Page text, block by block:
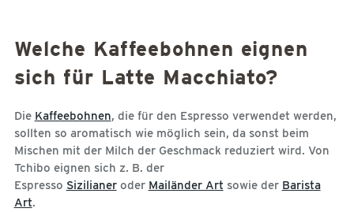
Welche Kaffeebohnen eignen
sich für Latte Macchiato?
Die Kaffeebohnen, die für den Espresso verwendet werden,
sollten so aromatisch wie möglich sein, da sonst beim
Mischen mit der Milch der Geschmack reduziert wird. Von
Tchibo eignen sich z. B. der
Espresso Sizilianeroder Mailänder Art sowie der Barista
Art.